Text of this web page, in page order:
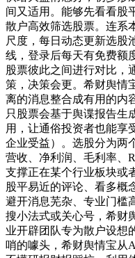
间又适用。能够先看看股
散户高效筛选股票。连系
尺度，每日动态更新选股
线，登录后每天有免费额
股票彼此之间进行对比，
策，决策会更。希财舆
离的消息整合成有用的内
只股票会基于舆谍报告生
用，让通俗投资者也能享
企业受益）。选股分为两
营收、净利润、毛利率、
支撑正在某个行业板块或
股平易近的评论、看多概
避开消息芜杂、专业门槛
搜小法式或关心号，希财
业开辟团队专为散户设想
哨的噱头，希财舆情宝从